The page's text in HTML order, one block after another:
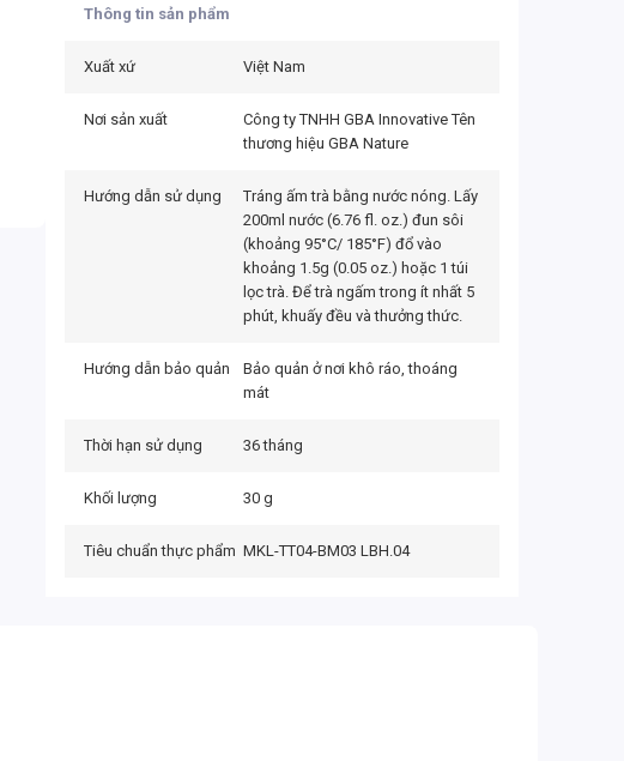
Thông tin sản phẩm
Xuất xứ Việt Nam
Nơi sản xuất
Công ty TNHH GBA Innovative Tên
thương hiệu GBA Nature
Hướng dẫn sử dụng
Tráng ấm trà bằng nước nóng. Lấy
200ml nước (6.76 fl. oz.) đun sôi
(khoảng 95°C/ 185°F) đổ vào
khoảng 1.5g (0.05 oz.) hoặc 1 túi
lọc trà. Để trà ngấm trong ít nhất 5
phút, khuấy đều và thưởng thức.
Hướng dẫn bảo quản
Bảo quản ở nơi khô ráo, thoáng
mát
Thời hạn sử dụng 36 tháng
Khối lượng 30 g
Tiêu chuẩn thực phẩm MKL-TT04-BM03 LBH.04